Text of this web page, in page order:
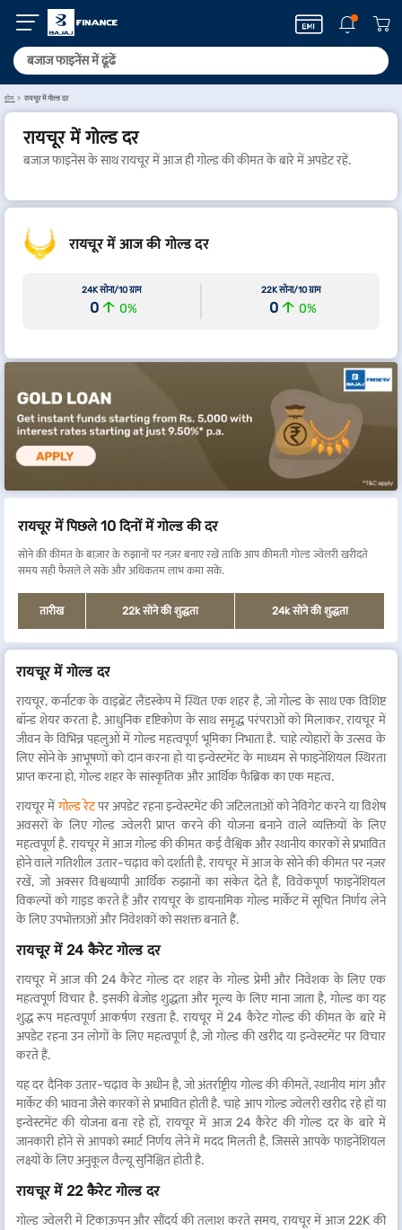
होम रायचूर में गोल्ड दर
रायचूर में गोल्ड दर
बजाज फाइनेंस के साथ रायचूर में आज ही गोल्ड की कीमत के बारे में अपडेट रहें.
रायचूर में आज की गोल्ड दर
24K सोना/10 ग्राम
0 0%
22K सोना/10 ग्राम
0 0%
रायचूर में पिछले 10 दिनों में गोल्ड की दर
सोने की कीमत के बाज़ार के रुझानों पर नज़र बनाए रखें ताकि आप कीमती गोल्ड ज्वेलरी खरीदते
समय सही फैसले ले सकें और अधिकतम लाभ कमा सकें.
तारीख 22k सोने की शुद्धता 24k सोने की शुद्धता
रायचूर में गोल्ड दर
रायचूर, कर्नाटक के वाइब्रेंट लैंडस्केप में स्थित एक शहर है, जो गोल्ड के साथ एक विशिष्ट
बॉन्ड शेयर करता है. आधुनिक दृष्टिकोण के साथ समृद्ध परंपराओं को मिलाकर, रायचूर में
जीवन के विभिन्न पहलुओं में गोल्ड महत्वपूर्ण भूमिका निभाता है. चाहे त्योहारों के उत्सव के
लिए सोने के आभूषणों को दान करना हो या इन्वेस्टमेंट के माध्यम से फाइनेंशियल स्थिरता
प्राप्त करना हो, गोल्ड शहर के सांस्कृतिक और आर्थिक फैब्रिक का एक महत्व.
रायचूर मेंगोल्ड रेटपर अपडेट रहना इन्वेस्टमेंट की जटिलताओं को नेविगेट करने या विशेष
अवसरों के लिए गोल्ड ज्वेलरी प्राप्त करने की योजना बनाने वाले व्यक्तियों के लिए
महत्वपूर्ण है. रायचूर में आज गोल्ड की कीमत कई वैश्विक और स्थानीय कारकों से प्रभावित
होने वाले गतिशील उतार-चढ़ाव को दर्शाती है. रायचूर में आज के सोने की कीमत पर नज़र
रखें, जो अक्सर विश्वव्यापी आर्थिक रुझानों का संकेत देते हैं, विवेकपूर्ण फाइनेंशियल
विकल्पों को गाइड करते हैं और रायचूर के डायनामिक गोल्ड मार्केट में सूचित निर्णय लेने
के लिए उपभोक्ताओं और निवेशकों को सशक्त बनाते हैं.
रायचूर में 24 कैरेट गोल्ड दर
रायचूर में आज की 24 कैरेट गोल्ड दर शहर के गोल्ड प्रेमी और निवेशक के लिए एक
महत्वपूर्ण विचार है. इसकी बेजोड़ शुद्धता और मूल्य के लिए माना जाता है, गोल्ड का यह
शुद्ध रूप महत्वपूर्ण आकर्षण रखता है. रायचूर में 24 कैरेट गोल्ड की कीमत के बारे में
अपडेट रहना उन लोगों के लिए महत्वपूर्ण है, जो गोल्ड की खरीद या इन्वेस्टमेंट पर विचार
करते हैं.
यह दर दैनिक उतार-चढ़ाव के अधीन है, जो अंतर्राष्ट्रीय गोल्ड की कीमतें, स्थानीय मांग और
मार्केट की भावना जैसे कारकों से प्रभावित होती है. चाहे आप गोल्ड ज्वेलरी खरीद रहे हों या
इन्वेस्टमेंट की योजना बना रहे हों, रायचूर में आज 24 कैरेट की गोल्ड दर के बारे में
जानकारी होने से आपको स्मार्ट निर्णय लेने में मदद मिलती है, जिससे आपके फाइनेंशियल
लक्ष्यों के लिए अनुकूल वैल्यू सुनिश्चित होती है.
रायचूर में 22 कैरेट गोल्ड दर
गोल्ड ज्वेलरी में टिकाऊपन और सौंदर्य की तलाश करते समय, रायचूर में आज 22K की